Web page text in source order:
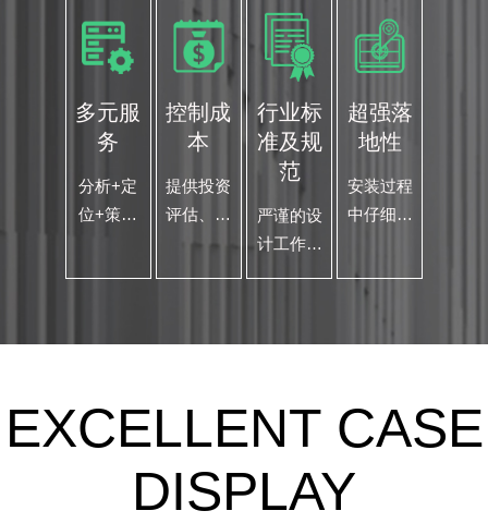
节能 环
保、实
性的为您
的项目保
驾护航
设计更有
价值
合的设计
思想 商
业与艺术
是我们的
设计之道
文化元
素，设计
多元服
务
分析+定
位+策划
控制成
本
提供投资
评估、定
位策划、
行业标
准及规
范
严谨的设
计工作流
监控
超强落
地性
安装过程
中仔细留
查过程
中，反复
份预算，
都花的掷
EXCELLENT CASE
DISPLAY